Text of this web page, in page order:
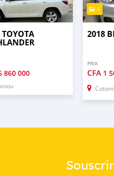
860 000
6
2018
PRIX
CFA 1